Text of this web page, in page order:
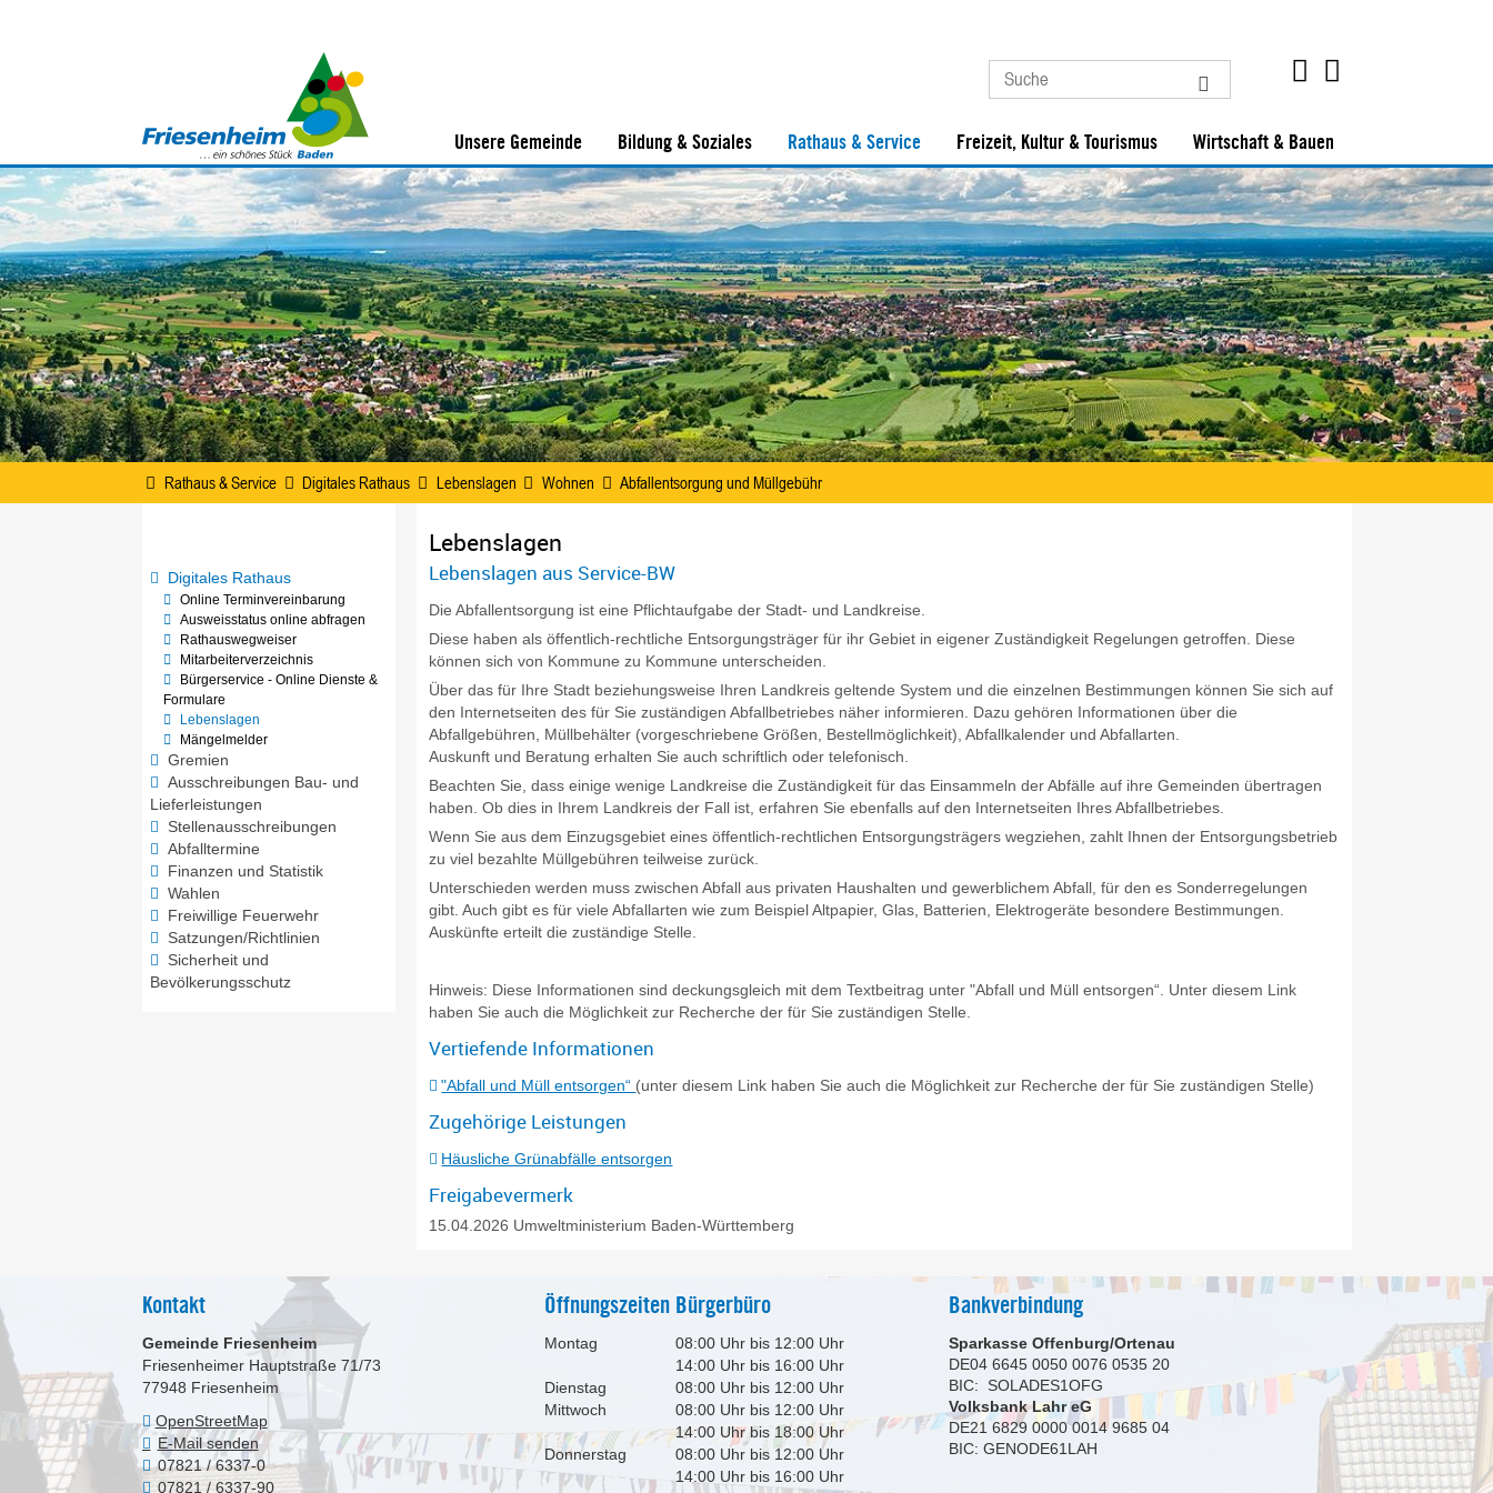
Unsere Gemeinde Bildung & Soziales Rathaus & Service Freizeit, Kultur & Tourismus Wirtschaft & Bauen
Rathaus & Service Digitales Rathaus Lebenslagen Wohnen Abfallentsorgung und Müllgebühr
Digitales Rathaus
Online Terminvereinbarung
Ausweisstatus online abfragen
Rathauswegweiser
Mitarbeiterverzeichnis
Bürgerservice - Online Dienste &
Formulare
Lebenslagen
Mängelmelder
Gremien
Ausschreibungen Bau- und
Lieferleistungen
Stellenausschreibungen
Abfalltermine
Finanzen und Statistik
Wahlen
Freiwillige Feuerwehr
Satzungen/Richtlinien
Sicherheit und
Bevölkerungsschutz
Lebenslagen
Lebenslagen aus Service-BW
Die Abfallentsorgung ist eine Pflichtaufgabe der Stadt- und Landkreise.
Diese haben als öffentlich-rechtliche Entsorgungsträger für ihr Gebiet in eigener Zuständigkeit Regelungen getroffen. Diese
können sich von Kommune zu Kommune unterscheiden.
Über das für Ihre Stadt beziehungsweise Ihren Landkreis geltende System und die einzelnen Bestimmungen können Sie sich auf
den Internetseiten des für Sie zuständigen Abfallbetriebes näher informieren. Dazu gehören Informationen über die
Abfallgebühren, Müllbehälter (vorgeschriebene Größen, Bestellmöglichkeit), Abfallkalender und Abfallarten.
Auskunft und Beratung erhalten Sie auch schriftlich oder telefonisch.
Beachten Sie, dass einige wenige Landkreise die Zuständigkeit für das Einsammeln der Abfälle auf ihre Gemeinden übertragen
haben. Ob dies in Ihrem Landkreis der Fall ist, erfahren Sie ebenfalls auf den Internetseiten Ihres Abfallbetriebes.
Wenn Sie aus dem Einzugsgebiet eines öffentlich-rechtlichen Entsorgungsträgers wegziehen, zahlt Ihnen der Entsorgungsbetrieb
zu viel bezahlte Müllgebühren teilweise zurück.
Unterschieden werden muss zwischen Abfall aus privaten Hausha lten und gewerblichem Abfall, für den es Sonderregelungen
gibt. Auch gibt es für viele Abfallarten wie zum Beispiel Altpapier, Glas, Batterien, Elektrogeräte besondere Bestimmungen.
Auskünfte erteilt die zuständige Stelle.
Hinweis: Diese Informationen sind deckungsgleich mit dem Textbeitrag unter "Abfall und Müll entsorgen“. Unter diesem Link
haben Sie auch die Möglichkeit zur Recherche der für Sie zuständigen Stelle.
Vertiefende Informationen
"Abfall und Müll entsorgen“ (unter diesem Link haben Sie auch die Möglichkeit zur Recherche der für Sie zuständigen Stelle)
Zugehörige Leistungen
Häusliche Grünabfälle entsorgen
Freigabevermerk
15.04.2026 Umweltministerium Baden-Württemberg
Kontakt
Gemeinde Friesenheim
Friesenheimer Hauptstraße 71/73
77948 Friesenheim
OpenStreetMap
E-Mail senden
07821 / 6337-0
07821 / 6337-90
Öffnungszeiten Bürgerbüro
Montag
08:00 Uhr bis 12:00 Uhr
14:00 Uhr bis 16:00 Uhr
Dienstag
08:00 Uhr bis 12:00 Uhr
Mittwoch
08:00 Uhr bis 12:00 Uhr
14:00 Uhr bis 18:00 Uhr
Donnerstag
08:00 Uhr bis 12:00 Uhr
14:00 Uhr bis 16:00 Uhr
Bankverbindung
Sparkasse Offenburg/Ortenau
DE04 6645 0050 0076 0535 20
BIC: SOLADES1OFG
Volksbank Lahr eG
DE21 6829 0000 0014 9685 04
BIC: GENODE61LAH